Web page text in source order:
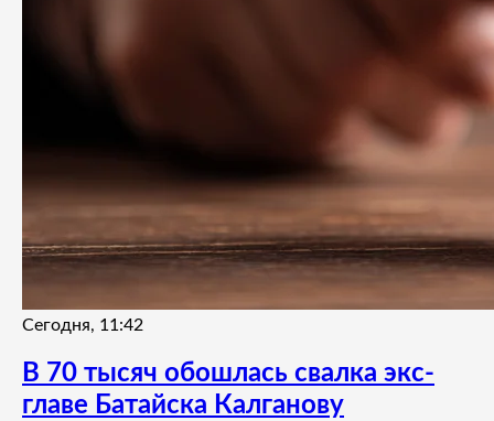
Сегодня, 11:42
В 70 тысяч обошлась свалка экс-
главе Батайска Калганову